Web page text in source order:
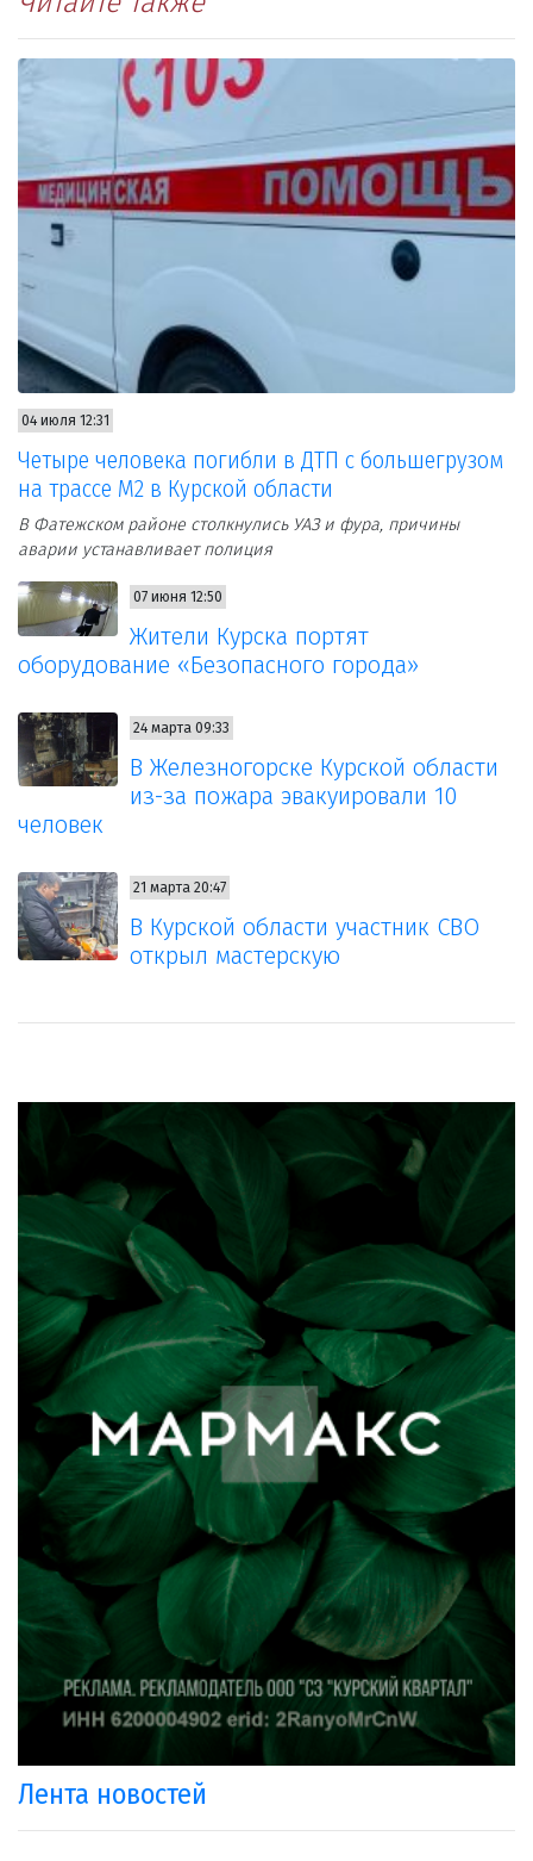
04 июля 12:31
Четыре человека погибли в ДТП с большегрузом
на трассе М2 в Курской области
В Фатежском районе столкнулись УАЗ и фура, причины
аварии устанавливает полиция
07 июня 12:50
Жители Курска портят
оборудование «Безопасного города»
24 марта 09:33
В Железногорске Курской области
из-за пожара эвакуировали 10
человек
21 марта 20:47
В Курской области участник СВО
открыл мастерскую
Лента новостей